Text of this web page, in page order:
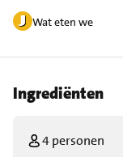
Wat eten we
Ingrediënten
4 personen